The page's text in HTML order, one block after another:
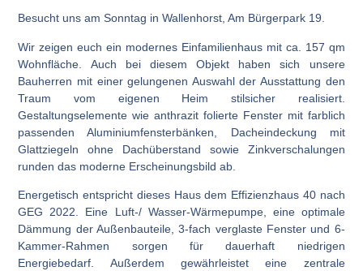
Besucht uns am Sonntag in Wallenhorst, Am Bürgerpark 19.
Wir zeigen euch ein modernes Einfamilienhaus mit ca. 157 qm
Wohnfläche. Auch bei diesem Objekt haben sich unsere
Bauherren mit einer gelungenen Auswahl der Ausstattung den
Traum vom eigenen Heim stilsicher realisiert.
Gestaltungselemente wie anthrazit folierte Fenster mit farblich
passenden Aluminiumfensterbänken, Dacheindeckung mit
Glattziegeln ohne Dachüberstand sowie Zinkverschalungen
runden das moderne Erscheinungsbild ab.
Energetisch entspricht dieses Haus dem Effizienzhaus 40 nach
GEG 2022 . Eine Luft-/ Wasser-Wärmepumpe, eine optimale
Dämmung der Außenbauteile, 3-fach ver­glaste Fenster und 6-
Kammer-Rahmen sorgen für dauerhaft niedri­gen
Energiebedarf. Außerdem gewährleistet eine zentrale